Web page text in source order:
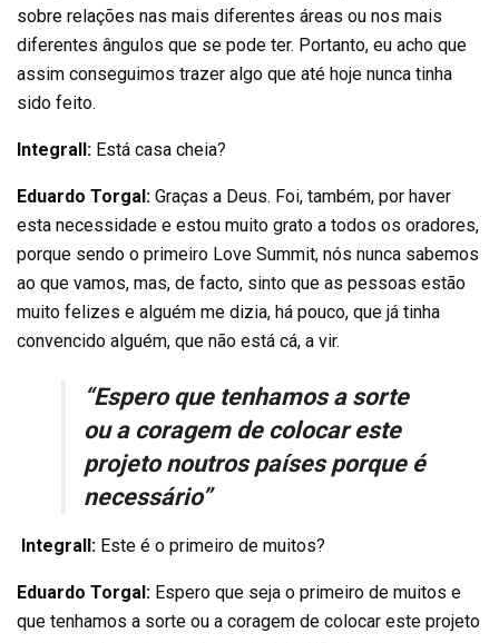
sobre relações nas mais diferentes áreas ou nos mais
diferentes ângulos que se pode ter. Portanto, eu acho que
assim conseguimos trazer algo que até hoje nunca tinha
sido feito.
Integrall: Está casa cheia?
Eduardo Torgal: Graças a Deus. Foi, também, por haver
esta necessidade e estou muito grato a todos os oradores,
porque sendo o primeiro Love Summit, nós nunca sabemos
ao que vamos, mas, de facto, sinto que as pessoas estão
muito felizes e alguém me dizia, há pouco, que já tinha
convencido alguém, que não está cá, a vir.
“Espero que tenhamos a sorte
ou a coragem de colocar este
projeto noutros países porque é
necessário”
Integrall: Este é o primeiro de muitos?
Eduardo Torgal: Espero que seja o primeiro de muitos e
que tenhamos a sorte ou a coragem de colocar este projeto